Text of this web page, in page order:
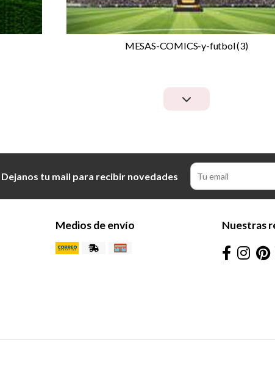
MESAS-COMICS-y-futbol (3)
Dejanos tu mail para recibir novedades
Medios de envío Nuestras